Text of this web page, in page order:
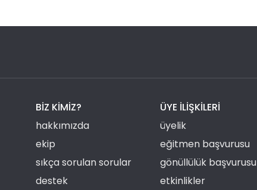
BIZ KIMIZ?
hakkımızda
ekip
sıkça sorulan sorular
destek
ÜYE ILIŞKILERI
üyelik
eğitmen başvurusu
gönüllülük başvurusu
etkinlikler